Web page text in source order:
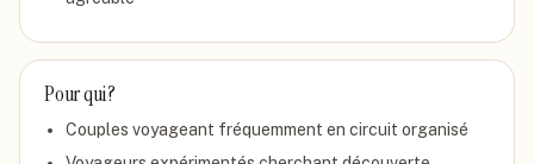
Pour qui ?
Couples voyageant fréquemment en circuit organisé